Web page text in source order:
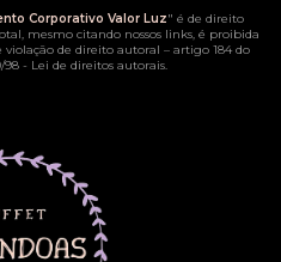
Corporativo Valor Luz" é de direito
mesmo citando nossos links, é proibida
de direito autoral – artigo 184 do
98 - Lei de direitos autorais.